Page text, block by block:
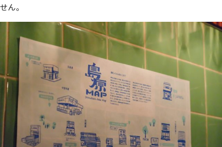
せん。